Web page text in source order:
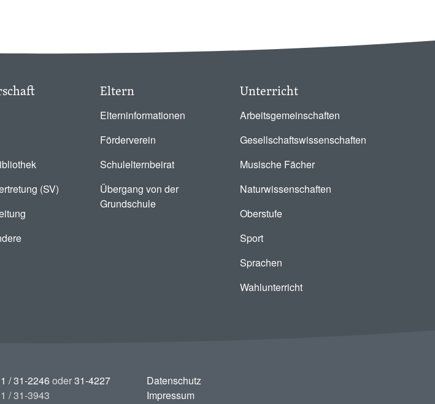
(SV)
Eltern
Elterninformationen
Förderverein
Schulelternbeirat
Übergang von der
Grundschule
Unterricht
Arbeitsgemeinschaften
Gesellschaftswissenschaften
Musische Fächer
Naturwissenschaften
Oberstufe
Sport
Sprachen
Wahlunterricht
/ 31-2246oder31-4227
/ 31-3943
Datenschutz
Impressum